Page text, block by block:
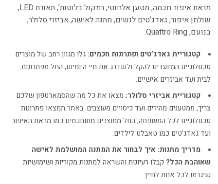
מראת איפור חכמה, מטען אלחוטי, רמקול בלוטות’, תאורת LED,
שולחן איפור, גאדג’טים לנשים, מתנה לאישה, אביזרי סלולר,
בנועם, Quattro Ring.
קטגוריית גאדג’טים ופתרונות חכמים: גלו מגוון רחב של מוצרים
טכנולוגיים המיועדים להקל ולשדרג את חיי היומיום, החל מפתרונות
לבית ועד אביזרים אישיים.
קטגוריית אביזרי סלולר: מצאו את כל מה שהסמארטפון שלכם
צריך, ממטענים מהירים ועד כיסויים מעוצבים. באתר תמצאו פתרונות
טכנולוגיים לכל המשפחה, החל ממוצרים מתוחכמים כמו מראת האיפור
ועד גאדג’טים כמו טאבלט לילדים.
מדריך מתנות: איך לבחור את המתנה המושלמת לאישה
שאוהבת הכל? קבלו רעיונות והשראה למתנות מקוריות ושימושיות
שיגרמו לכל אחת לחייך.